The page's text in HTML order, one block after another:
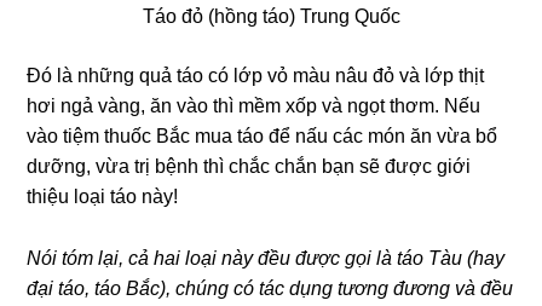
Táo đỏ (hồng táo) Trung Quốc
Đó là những quả táo có lớp vỏ màu nâu đỏ và lớp thịt
hơi ngả vàng, ăn vào thì mềm xốp và ngọt thơm. Nếu
vào tiệm thuốc Bắc mua táo để nấu các món ăn vừa bổ
dưỡng, vừa trị bệnh thì chắc chắn bạn sẽ được giới
thiệu loại táo này!
Nói tóm lại, cả hai loại này đều được gọi là táo Tàu (hay
đại táo, táo Bắc), chúng có tác dụng tương đương và đều